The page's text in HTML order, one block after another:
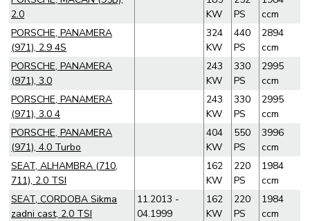
2.0
KW
PS
ccm
PORSCHE, PANAMERA
(971), 2.9 4S
324
KW
440
PS
2894
ccm
PORSCHE, PANAMERA
(971), 3.0
243
KW
330
PS
2995
ccm
PORSCHE, PANAMERA
(971), 3.0 4
243
KW
330
PS
2995
ccm
PORSCHE, PANAMERA
(971), 4.0 Turbo
404
KW
550
PS
3996
ccm
SEAT, ALHAMBRA (710,
711), 2.0 TSI
162
KW
220
PS
1984
ccm
SEAT, CORDOBA Sikma
zadni cast, 2.0 TSI
11.2013 -
04.1999
162
KW
220
PS
1984
ccm